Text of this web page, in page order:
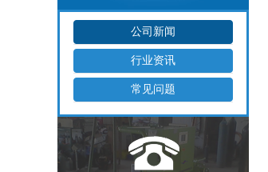
公司新闻
行业资讯
常见问题